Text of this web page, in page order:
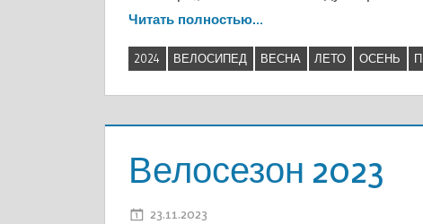
Читать полностью…
2024 ВЕЛОСИПЕД ВЕСНА ЛЕТО ОСЕНЬ
Велосезон 2023
23.11.2023